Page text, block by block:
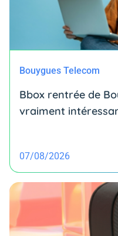
Bouygues Telecom
Bbox rentrée de
vraiment
07/08/2026